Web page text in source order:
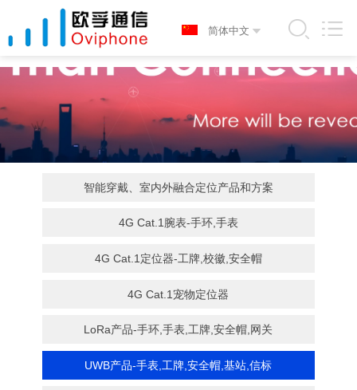
智能穿戴、室内外融合定位产品和方案
4G Cat.1腕表-手环,手表
4G Cat.1定位器-工牌,校徽,安全帽
4G Cat.1宠物定位器
LoRa产品-手环,手表,工牌,安全帽,网关
UWB产品-手表,工牌,安全帽,基站,信标